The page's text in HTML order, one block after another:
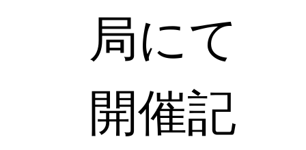
局にて
開催記